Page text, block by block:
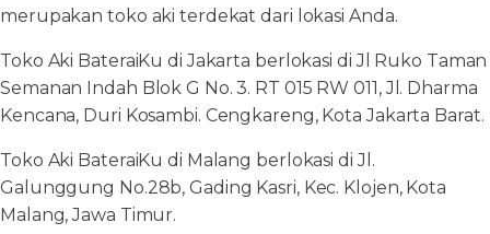
merupakan toko aki terdekat dari lokasi Anda.
Toko Aki BateraiKu di Jakarta berlokasi di Jl Ruko Taman
Semanan Indah Blok G No. 3. RT 015 RW 011, Jl. Dharma
Kencana, Duri Kosambi. Cengkareng, Kota Jakarta Barat.
Toko Aki BateraiKu di Malang berlokasi di Jl.
Galunggung No.28b, Gading Kasri, Kec. Klojen, Kota
Malang, Jawa Timur.